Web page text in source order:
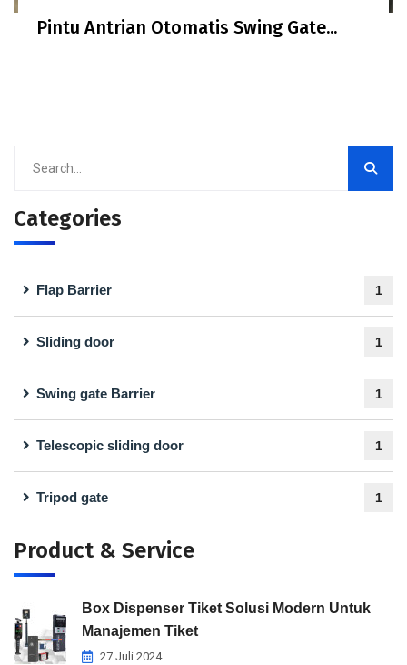
Pintu Antrian Otomatis Swing Gate...
Categories
Flap Barrier 1
Sliding door 1
Swing gate Barrier 1
Telescopic sliding door 1
Tripod gate 1
Product & Service
Box Dispenser Tiket Solusi Modern Untuk
Manajemen Tiket
27 Juli 2024